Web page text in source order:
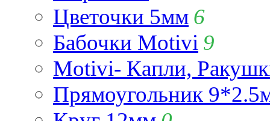
Цветочки 5мм 6
Бабочки Motivi 9
Motivi- Капли,
Прямоугольник